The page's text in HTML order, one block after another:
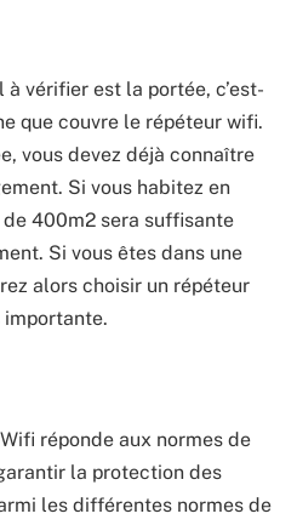
vérifier est la portée, c’est-
que couvre le répéteur wifi.
vous devez déjà connaître
Si vous habitez en
400m2 sera suffisante
Si vous êtes dans une
alors choisir un répéteur
réponde aux normes de
la protection des
les différentes normes de